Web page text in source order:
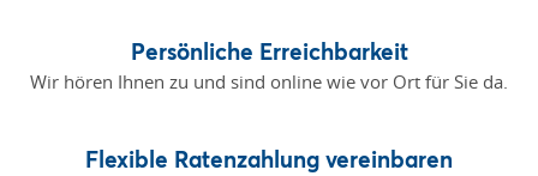
Persönliche Erreichbarkeit
Wir hören Ihnen zu und sind online wie vor Ort für Sie da.
Flexible Ratenzahlung vereinbaren